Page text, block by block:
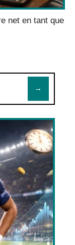
net en tant que